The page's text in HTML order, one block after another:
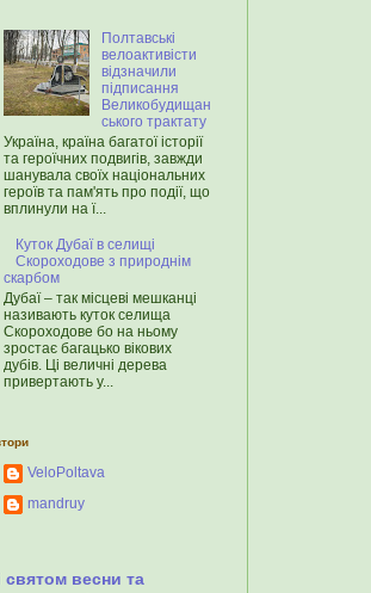
Полтавські
велоактивісти
відзначили
підписання
Великобудищан
ського трактату
Україна, країна багатої історії
та героїчних подвигів, завжди
шанувала своїх національних
героїв та пам'ять про події, що
вплинули на ї...
Куток Дубаї в селищі
Скороходове з природнім
скарбом
Дубаї – так місцеві мешканці
називають куток селища
Скороходове бо на ньому
зростає багацько вікових
дубів. Ці величні дерева
привертають у...
VeloPoltava
mandruy
святом весни та